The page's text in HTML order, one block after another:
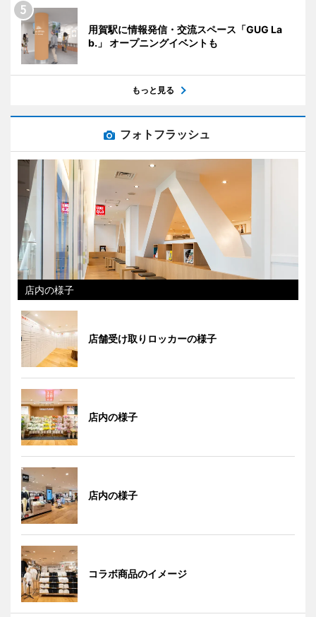
用賀駅に情報発信・交流スペース「GUG La
b.」 オープニングイベントも
もっと見る
フォトフラッシュ
店内の様子
店舗受け取りロッカーの様子
店内の様子
店内の様子
コラボ商品のイメージ